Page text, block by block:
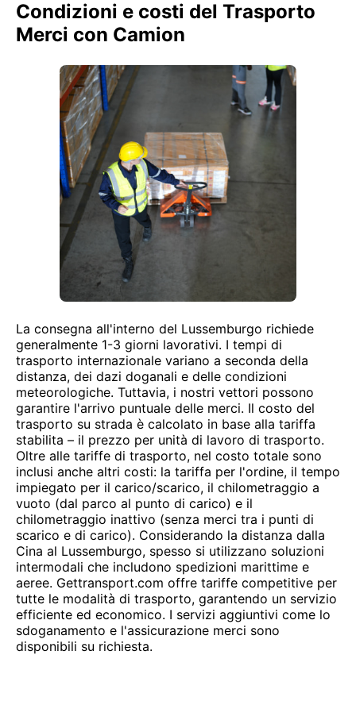
Condizioni e costi del Trasporto
Merci con Camion
La consegna all'interno del Lussemburgo richiede
generalmente 1-3 giorni lavorativi. I tempi di
trasporto internazionale variano a seconda della
distanza, dei dazi doganali e delle condizioni
meteorologiche. Tuttavia, i nostri vettori possono
garantire l'arrivo puntuale delle merci. Il costo del
trasporto su strada è calcolato in base alla tariffa
stabilita – il prezzo per unità di lavoro di trasporto.
Oltre alle tariffe di trasporto, nel costo totale sono
inclusi anche altri costi: la tariffa per l'ordine, il tempo
impiegato per il carico/scarico, il chilometraggio a
vuoto (dal parco al punto di carico) e il
chilometraggio inattivo (senza merci tra i punti di
scarico e di carico). Considerando la distanza dalla
Cina al Lussemburgo, spesso si utilizzano soluzioni
intermodali che includono spedizioni marittime e
aeree. Gettransport.com offre tariffe competitive per
tutte le modalità di trasporto, garantendo un servizio
efficiente ed economico. I servizi aggiuntivi come lo
sdoganamento e l'assicurazione merci sono
disponibili su richiesta.